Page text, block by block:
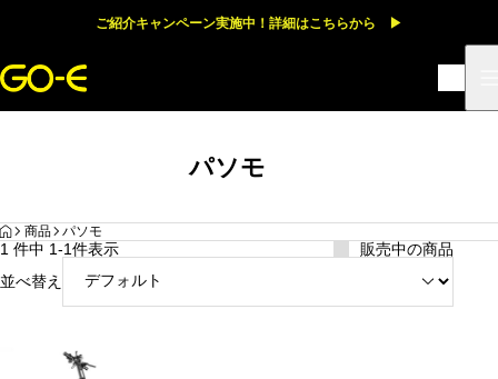
ご紹介キャンペーン実施中！詳細はこちらから ▶
パソモ
HOME
商品 パソモ
並べ替え
1 件中 1-1件表示 販売中の商品